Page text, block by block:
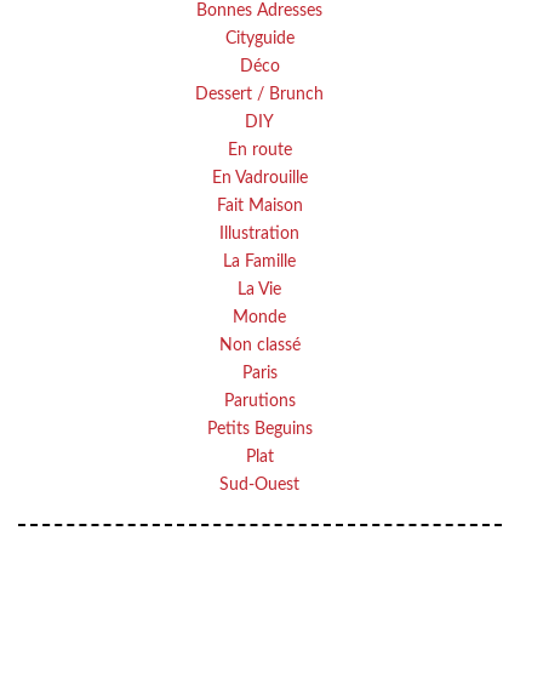
Bonnes Adresses
Cityguide
Déco
Dessert / Brunch
DIY
En route
En Vadrouille
Fait Maison
Illustration
La Famille
La Vie
Monde
Non classé
Paris
Parutions
Petits Beguins
Plat
Sud-Ouest